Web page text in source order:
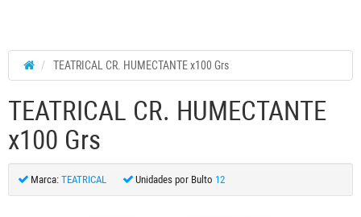
TEATRICAL CR. HUMECTANTE x100 Grs
TEATRICAL CR. HUMECTANTE
x100 Grs
Marca: TEATRICAL Unidades por Bulto 12